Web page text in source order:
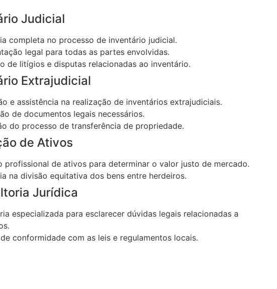
Judicial
completa no processo de inventário judicial.
legal para todas as partes envolvidas.
de litígios e disputas relacionadas ao inventário.
Extrajudicial
e assistência na realização de inventários extrajudiciais.
de documentos legais necessários.
do processo de transferência de propriedade.
de Ativos
profissional de ativos para determinar o valor justo de mercado.
na divisão equitativa dos bens entre herdeiros.
Jurídica
especializada para esclarecer dúvidas legais relacionadas a
conformidade com as leis e regulamentos locais.